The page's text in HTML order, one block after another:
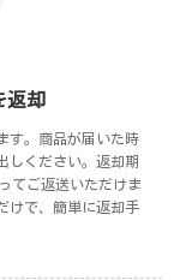
返却
す。商品が届いた時
しください。返却期
てご返送いただけま
けで、簡単に返却手